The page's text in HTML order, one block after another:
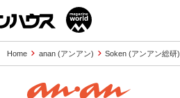
Home anan (アンアン) Soken (アンアン総研)